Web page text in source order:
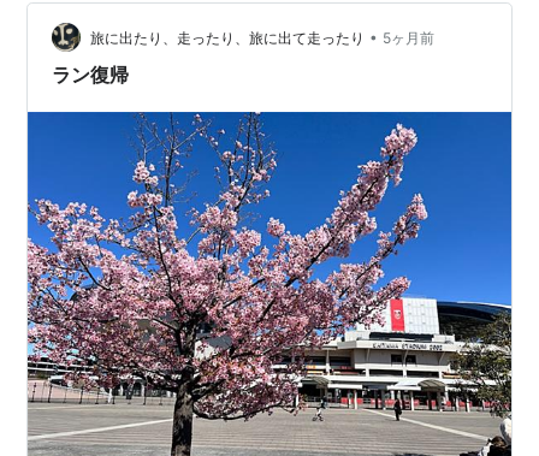
旅に出たり、走ったり、旅に出て走ったり • 5ヶ月前
ラン復帰